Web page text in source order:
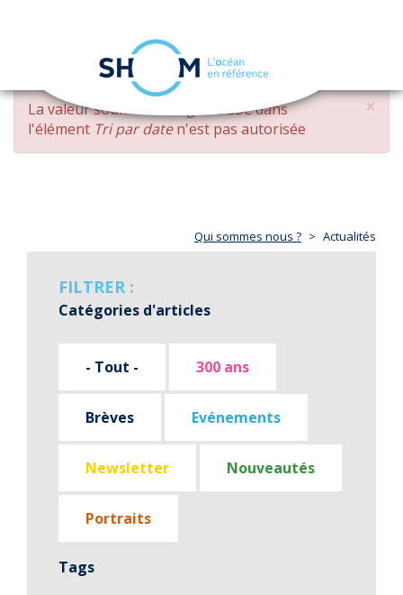
Aller
contenu
principal
navigation
×
MESSAGE
D'ERREUR
La valeur soumise changed DESCdans
l'élément Tri par daten'est pas autorisée
Qui sommes nous ? Actualités
FILTRER :
Catégories d'articles
- Tout - 300 ans
Brèves Evénements
Newsletter Nouveautés
Portraits
Tags